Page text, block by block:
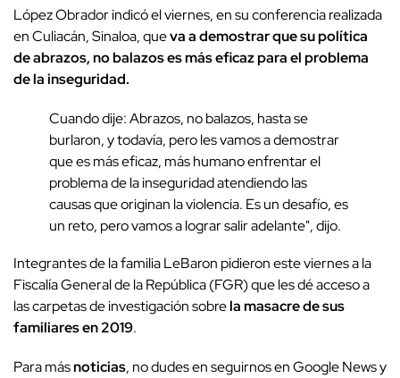
López Obrador indicó el viernes, en su conferencia realizada
en Culiacán, Sinaloa, queva a demostrar que su política
de abrazos, no balazos es más eficaz para el problema
de la inseguridad.
Cuando dije: Abrazos, no balazos, hasta se
burlaron, y todavía, pero les vamos a demostrar
que es más eficaz, más humano enfrentar el
problema de la inseguridad atendiendo las
causas que originan la violencia. Es un desafío, es
un reto, pero vamos a lograr salir adelante", dijo.
Integrantes de la familia LeBaron pidieron este viernes a la
Fiscalía General de la República (FGR) que les dé acceso a
las carpetas de investigación sobrela masacre de sus
familiares en 2019.
Para másnoticias, no dudes en seguirnos en Google News y